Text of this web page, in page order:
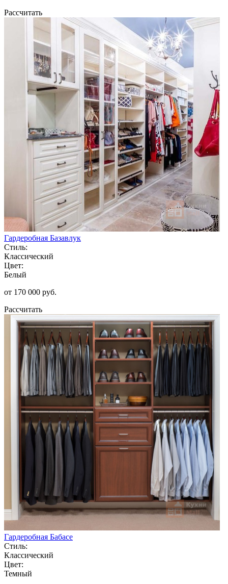
Рассчитать
Гардеробная Базавлук
Стиль:
Классический
Цвет:
Белый
от 170 000 руб.
Рассчитать
Гардеробная Бабасе
Стиль:
Классический
Цвет:
Темный